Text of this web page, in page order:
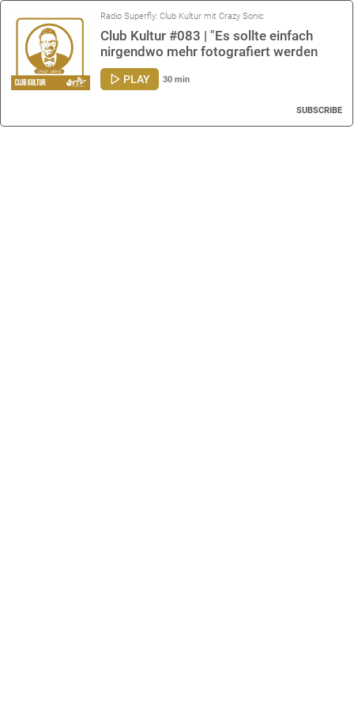
Radio Superfly: Club Kultur mit Crazy Sonic
Club Kultur #083 | "Es sollte einfach
nirgendwo mehr fotografiert werden
dürfen"
PLAY 30 min
SUBSCRIBE